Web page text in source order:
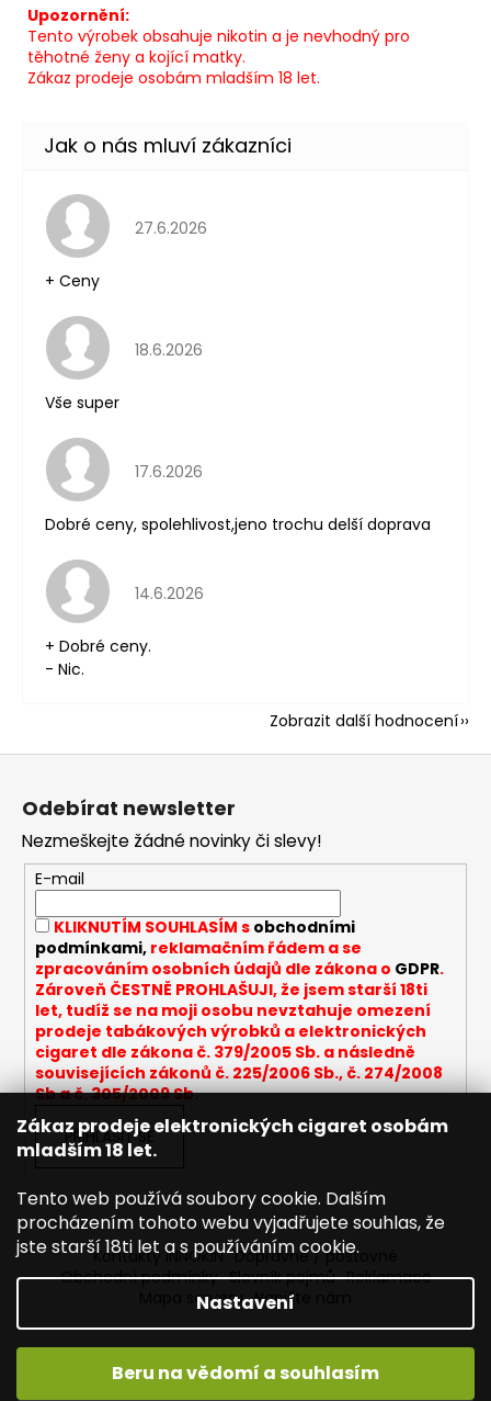
Zákaz prodeje elektronických cigaret osobám
mladším 18 let.
Tento web používá soubory cookie. Dalším
procházením tohoto webu vyjadřujete souhlas, že
jste starší 18ti let a s používáním cookie.
Nastavení
Beru na vědomí a souhlasím
Upozornění:
Tento výrobek obsahuje nikotin a je nevhodný pro
těhotné ženy a kojící matky.
Zákaz prodeje osobám mladším 18 let.
Hodnocení obchodu je 5 z 5 hvězdiček.
27.6.2026
+ Ceny
Hodnocení obchodu je 5 z 5 hvězdiček.
18.6.2026
Vše super
Hodnocení obchodu je 5 z 5 hvězdiček.
17.6.2026
Dobré ceny, spolehlivost,jeno trochu delší doprava
Hodnocení obchodu je 5 z 5 hvězdiček.
14.6.2026
+ Dobré ceny.
- Nic.
Zobrazit další hodnocení
Z
Odebírat newsletter
Nezmeškejte žádné novinky či slevy!
E-mail
KLIKNUTÍM SOUHLASÍM s obchodními
podmínkami,reklamačním řádem a se
zpracováním osobních údajů dle zákona o GDPR.
Zároveň ČESTNĚ PROHLAŠUJI, že jsem starší 18ti
let, tudíž se na moji osobu nevztahuje omezení
prodeje tabákových výrobků a elektronických
cigaret dle zákona č. 379/2005 Sb. a následně
souvisejících zákonů č. 225/2006 Sb., č. 274/2008
Sb a č. 305/2009 Sb.
PŘIHLÁSIT SE
Kontakty INNOKIN Dopravné / poštovné
Obchodní podmínky Slovník pojmů Reklamace
Mapa serveru Napište nám
Vytvořil Shoptet